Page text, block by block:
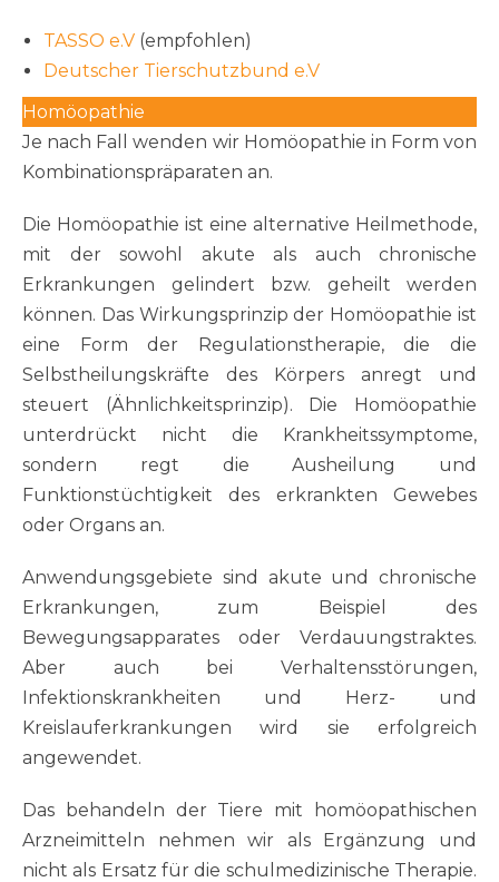
TASSO e.V (empfohlen)
Deutscher Tierschutzbund e.V
Homöopathie
Je nach Fall wenden wir Homöopathie in Form von
Kombinationspräparaten an.
Die Homöopathie ist eine alternative Heilmethode,
mit der sowohl akute als auch chronische
Erkrankungen gelindert bzw. geheilt werden
können. Das Wirkungsprinzip der Homöopathie ist
eine Form der Regulationstherapie, die die
Selbstheilungskräfte des Körpers anregt und
steuert (Ähnlichkeitsprinzip). Die Homöopathie
unterdrückt nicht die Krankheitssymptome,
sondern regt die Ausheilung und
Funktionstüchtigkeit des erkrankten Gewebes
oder Organs an.
Anwendungsgebiete sind akute und chronische
Erkrankungen, zum Beispiel des
Bewegungsapparates oder Verdauungstraktes.
Aber auch bei Verhaltensstörungen,
Infektionskrankheiten und Herz- und
Kreislauferkrankungen wird sie erfolgreich
angewendet.
Das behandeln der Tiere mit homöopathischen
Arzneimitteln nehmen wir als Ergänzung und
nicht als Ersatz für die schulmedizinische Therapie.